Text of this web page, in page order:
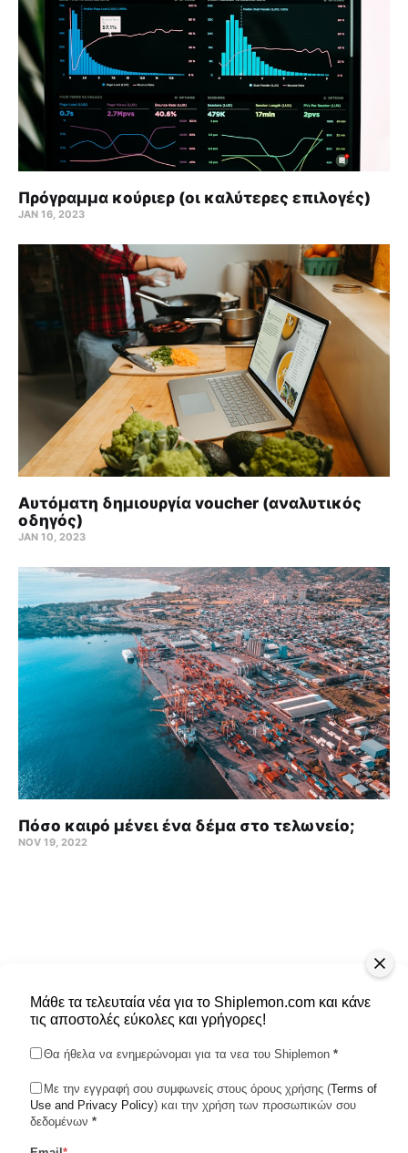
Πρόγραμμα κούριερ (οι καλύτερες επιλογές)
JAN 16, 2023
Αυτόματη δημιουργία voucher (αναλυτικός
οδηγός)
JAN 10, 2023
Πόσο καιρό μένει ένα δέμα στο τελωνείο;
NOV 19, 2022
Shiplemon © 2026
Μάθε τα τελευταία νέα για το Shiplemon.com και κάνε
τις αποστολές εύκολες και γρήγορες!
Θα ήθελα να ενημερώνομαι για τα νεα του Shiplemon *
Με την εγγραφή σου συμφωνείς στους όρους χρήσης (Terms of
Use and Privacy Policy) και την χρήση των προσωπικών σου
δεδομένων *